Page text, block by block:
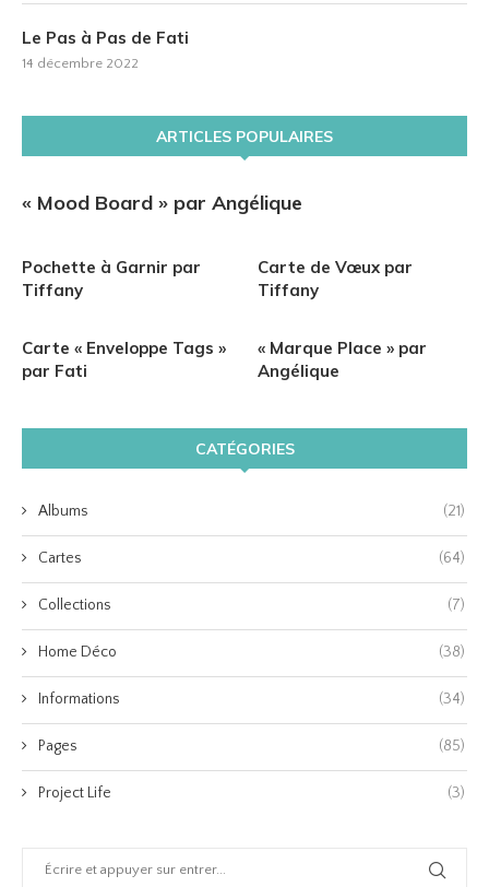
Le Pas à Pas de Fati
14 décembre 2022
ARTICLES POPULAIRES
« Mood Board » par Angélique
Pochette à Garnir par
Tiffany
Carte de Vœux par
Tiffany
Carte « Enveloppe Tags »
par Fati
« Marque Place » par
Angélique
CATÉGORIES
Albums (21)
Cartes (64)
Collections (7)
Home Déco (38)
Informations (34)
Pages (85)
Project Life (3)